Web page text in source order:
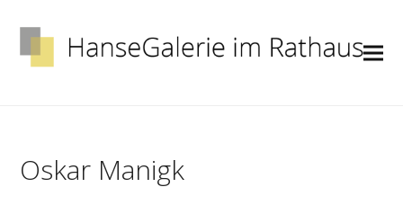
Oskar Manigk